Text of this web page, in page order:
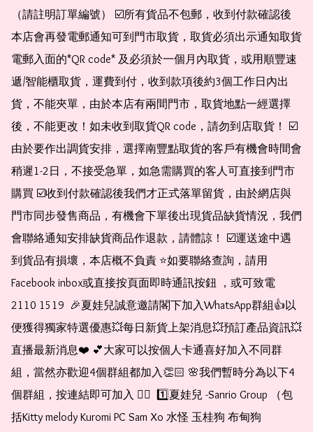
（請註明訂單編號） ☑️所有貨品不包郵，收到付款確認後
本店會再發電郵通知可到門市取貨，取貨必須出示通知取貨
電郵入面的*QR code* 及必須於一個月內取貨，或用順豐速
遞/智能櫃取貨，運費到付，收到款項後約3個工作日內出
貨，不能夾單，由於本店有兩間門市，取貨地點一經選擇
後，不能更改！如未收到取貨QR code，請勿到店取貨！ ☑️
由於要作出調貨安排，選擇南豐點取貨的客戶有機會時間會
稍遲1-2日，不接受急單，如急需購買的客人可直接到門市
購買 ☑️收到付款確認後我們才正式落單留貨，由於網店與
門市同步發售商品，有機會下單後出現貨品缺貨情況，我們
會聯絡通知安排缺貨商品作退款，請體諒！ ☑️運送途中遇
到貨品有損壞，本店概不負責 ⭐️如要聯絡查詢，請用
Facebook inbox或直接按頁面即時通訊按鈕 ，或可致電
2110 1519  🎉夏娃兒誠意邀請閣下加入WhatsApp群組👍以
便獲得獨家特選優惠💥每日新貨上架消息💥預訂產品資訊💥
直播最新消息❤️ 💕大家可以按個人卡通喜好加入不同群
組，當然亦歡迎4個群組都加入👏🏻 🌸我們暫時分為以下4
個群組，按連結即可加入 👇🏻  1️⃣夏娃兒 -Sanrio Group （包
括Kitty melody Kuromi PC Sam Xo 水怪 玉桂狗 布甸狗